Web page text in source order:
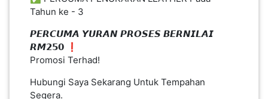
LAIN-
KEPERLUAN(16)
SELECT NEGERI